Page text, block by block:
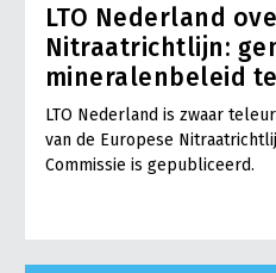
LTO Nederland
Nitraatrichtlijn:
mineralenbeleid
LTO Nederland is zwaar
van de Europese
Commissie is gepubliceerd.